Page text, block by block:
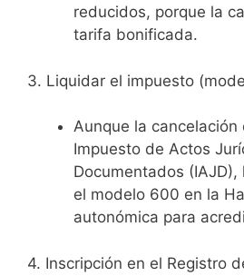
reducidos, porque la
tarifa bonificada.
3. Liquidar el impuesto
Aunque la
Impuesto de Actos
Documentados
el modelo 600 en la
autonómica para
4. Inscripción en el Registro